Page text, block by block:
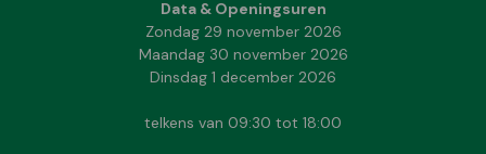
Data & Openingsuren
Zondag 29 november 2026
Maandag 30 november 2026
Dinsdag 1 december 2026
telkens van 09:30 tot 18:00